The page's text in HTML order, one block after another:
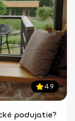
4.9
podujatie?